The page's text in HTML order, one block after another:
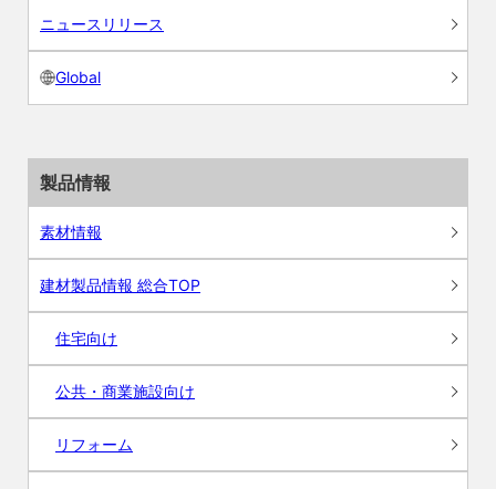
ニュースリリース
Global
製品情報
素材情報
建材製品情報 総合TOP
住宅向け
公共・商業施設向け
リフォーム